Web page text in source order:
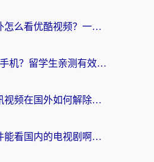
海外党别愁！国外怎么看优酷视频？一招解决追剧、看直播难题
海外可以看b站吗手机？留学生亲测有效的回国加速指南
海外党必看：腾讯视频在国外如何解除地域限制？附优酷咪咕使用指南
在国外用什么软件能看国内的电视剧啊？留学生亲测有效的回国加速方案